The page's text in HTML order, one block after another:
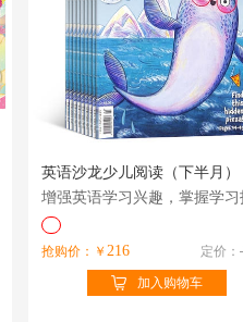
增强英语学习兴趣，掌握学习
抢购价：￥ 216 定价：
加入购物车